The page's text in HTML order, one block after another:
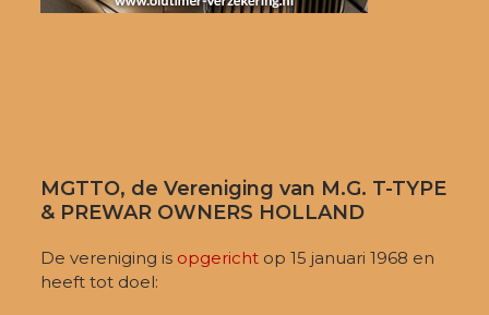
MGTTO, de Vereniging van M.G. T-TYPE
& PREWAR OWNERS HOLLAND
De vereniging is opgericht op 15 januari 1968 en
heeft tot doel: